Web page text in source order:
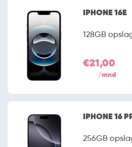
IPHONE 16E
128GB
€21,00
/mnd
IPHONE 16
256GB